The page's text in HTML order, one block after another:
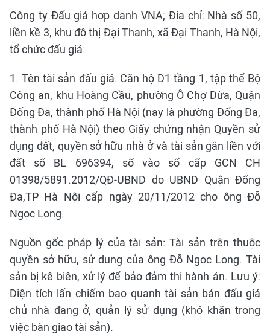
Công ty Đấu giá hợp danh VNA; Địa chỉ: Nhà số 50,
liền kề 3, khu đô thị Đại Thanh, xã Đại Thanh, Hà Nội,
tổ chức đấu giá:
1. Tên tài sản đấu giá: Căn hộ D1 tầng 1, tập thể Bộ
Công an, khu Hoàng Cầu, phường Ô Chợ Dừa, Quận
Đống Đa, thành phố Hà Nội (nay là phường Đống Đa,
thành phố Hà Nội) theo Giấy chứng nhận Quyền sử
dụng đất, quyền sở hữu nhà ở và tài sản gắn liền với
đất số BL 696394, số vào sổ cấp GCN CH
01398/5891.2012/QĐ-UBND do UBND Quận Đống
Đa,TP Hà Nội cấp ngày 20/11/2012 cho ông Đỗ
Ngọc Long.
Nguồn gốc pháp lý của tài sản: Tài sản trên thuộc
quyền sở hữu, sử dụng của ông Đỗ Ngọc Long. Tài
sản bị kê biên, xử lý để bảo đảm thi hành án. Lưu ý:
Diện tích lấn chiếm bao quanh tài sản bán đấu giá
chủ nhà đang ở, quản lý sử dụng (khó khăn trong
việc bàn giao tài sản).